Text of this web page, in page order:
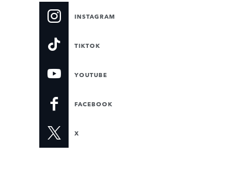
INSTAGRAM
TIKTOK
YOUTUBE
FACEBOOK
X